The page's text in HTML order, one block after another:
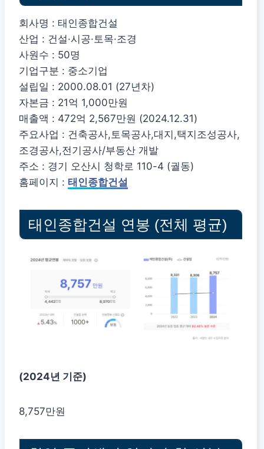
회사명 : 태인종합건설
산업 : 건설·시공·토목·조경
사원수 : 50명
기업구분 : 중소기업
설립일 : 2000.08.01 (27년차)
자본금 : 21억 1,000만원
매출액 : 472억 2,567만원 (2024.12.31)
주요사업 : 건축공사,토목공사,대지,택지조성공사,
조경공사,전기공사/부동산 개발
주소 : 경기 오산시 청학로 110-4 (궐동)
홈페이지 : 태인종합건설
태인종합건설 연봉 (전체 평균)
(2024년 기준)
8,757만원